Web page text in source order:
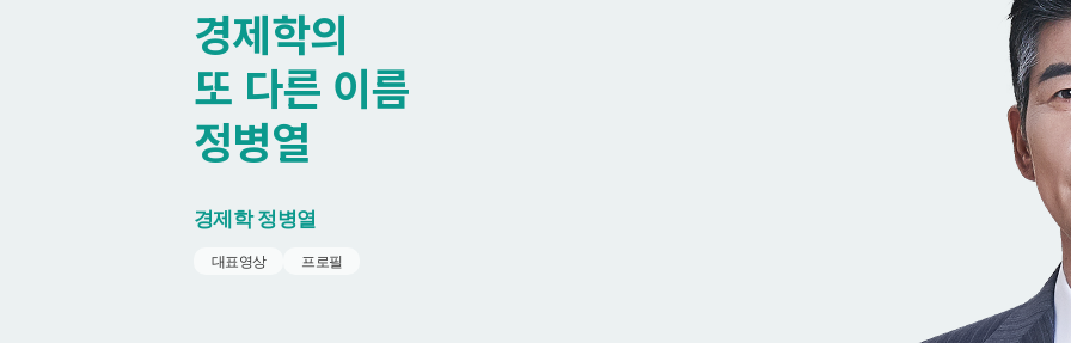
경제학의
또 다른 이름
정병열
경제학정병열
대표영상 프로필